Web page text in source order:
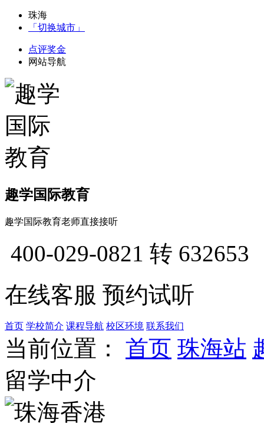
珠海
「切换城市」
点评奖金
网站导航
趣学国际教育
趣学国际教育老师直接接听
400-029-0821 转 632653
在线客服 预约试听
首页 学校简介 课程导航 校区环境 联系我们
当前位置： 首页 珠海站
留学中介